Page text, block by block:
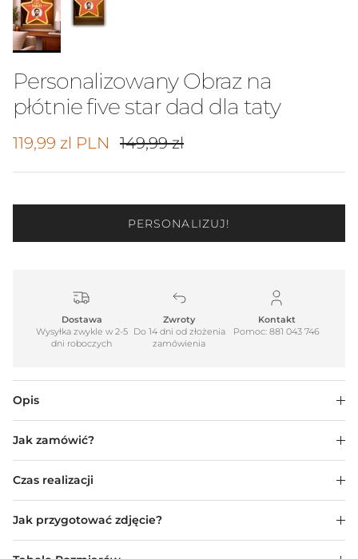
Personalizowany Obraz na
płótnie five star dad dla taty
Cena promocyjna
119,99 zl PLN Cena regularna
149,99 zl
PERSONALIZUJ!
Dostawa
Wysyłka zwykle w 2-5
dni roboczych
Zwroty
Do 14 dni od złożenia
zamówienia
Kontakt
Pomoc: 881 043 746
Opis
Jak zamówić?
Czas realizacji
Jak przygotować zdjęcie?